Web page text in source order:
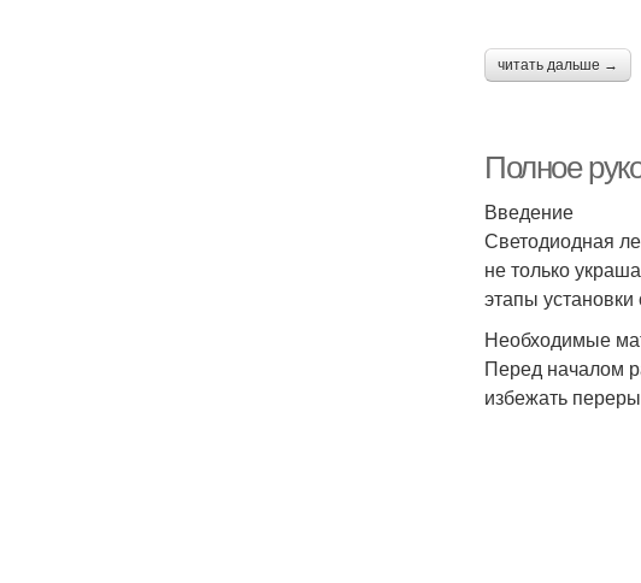
читать дальше →
Полное
Введение
Светодиодная
не только
этапы
Необходимые
Перед началом
избежать